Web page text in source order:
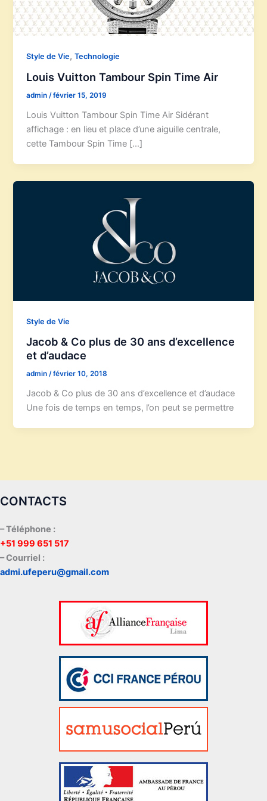
Style de Vie,Technologie
Louis Vuitton Tambour Spin Time Air
admin /février 15, 2019
Louis Vuitton Tambour Spin Time Air Sidérant
affichage : en lieu et place d’une aiguille centrale,
cette Tambour Spin Time […]
Style de Vie
Jacob & Co plus de 30 ans d’excellence
et d’audace
admin/février 10, 2018
Jacob & Co plus de 30 ans d’excellence et d’audace
Une fois de temps en temps, l’on peut se permettre
CONTACTS
– Téléphone :
+51 999 651 517
– Courriel :
admi.ufeperu@gmail.com